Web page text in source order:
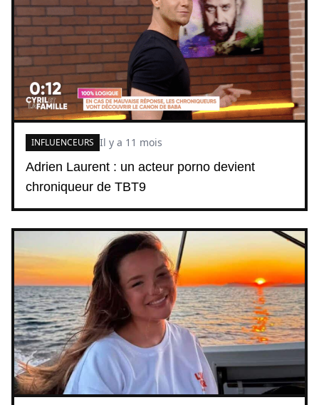
Adrien Laurent : un acteur porno devient
chroniqueur de TBT9
INFLUENCEURS Il y a 11 mois